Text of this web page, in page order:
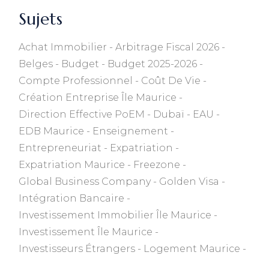
Sujets
Achat Immobilier
Arbitrage Fiscal 2026
Belges
Budget
Budget 2025-2026
Compte Professionnel
Coût De Vie
Création Entreprise Île Maurice
Direction Effective PoEM
Dubaï
EAU
EDB Maurice
Enseignement
Entrepreneuriat
Expatriation
Expatriation Maurice
Freezone
Global Business Company
Golden Visa
Intégration Bancaire
Investissement Immobilier Île Maurice
Investissement Île Maurice
Investisseurs Étrangers
Logement Maurice